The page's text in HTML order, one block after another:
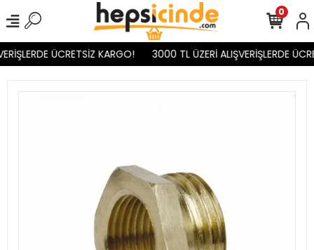
ÜCRETSİZ KARGO! 3000 TL ÜZERİ ALIŞVERİŞLERDE
0